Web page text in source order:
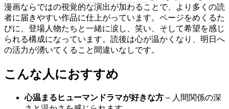
漫画ならではの視覚的な演出が加わることで、より多くの読
者に届きやすい作品に仕上がっています。ページをめくるた
びに、登場人物たちと一緒に涙し、笑い、そして希望を感じ
られる構成になっています。読後は心が温かくなり、明日へ
の活力が湧いてくること間違いなしです。
こんな人におすすめ
心温まるヒューマンドラマが好きな方 – 人間関係の深